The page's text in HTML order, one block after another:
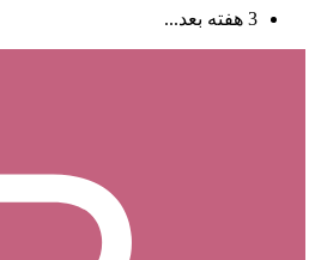
3 هفته بعد...